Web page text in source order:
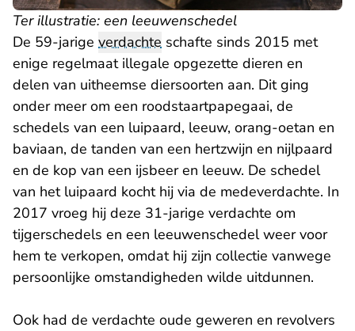
Ter illustratie: een leeuwenschedel
De 59-jarige verdachte schafte sinds 2015 met
enige regelmaat illegale opgezette dieren en
delen van uitheemse diersoorten aan. Dit ging
onder meer om een roodstaartpapegaai, de
schedels van een luipaard, leeuw, orang-oetan en
baviaan, de tanden van een hertzwijn en nijlpaard
en de kop van een ijsbeer en leeuw. De schedel
van het luipaard kocht hij via de medeverdachte. In
2017 vroeg hij deze 31-jarige verdachte om
tijgerschedels en een leeuwenschedel weer voor
hem te verkopen, omdat hij zijn collectie vanwege
persoonlijke omstandigheden wilde uitdunnen.
Ook had de verdachte oude geweren en revolvers